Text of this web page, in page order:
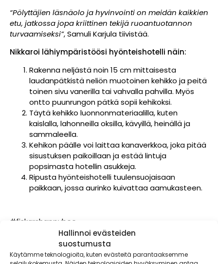
Hallinnoi evästeiden
suostumusta
Käytämme teknologioita, kuten evästeitä parantaaksemme
“Pölyttäjien läsnäolo ja hyvinvointi on meidän kaikkien
etu, jatkossa jopa kriittinen tekijä ruoantuotannon
turvaamiseksi”, Samuli Karjula tiivistää.
Nikkaroi lähiympäristöösi hyönteishotelli näin:
Rakenna neljästä noin 15 cm mittaisesta
laudanpätkistä neliön muotoinen kehikko ja peitä
toinen sivu vanerilla tai vahvalla pahvilla. Myös
ontto puunrungon pätkä sopii kehikoksi.
Täytä kehikko luonnonmateriaalilla, kuten
kaislalla, lahonneilla oksilla, kävyillä, heinällä ja
sammaleella.
Kehikon päälle voi laittaa kanaverkkoa, joka pitää
sisustuksen paikoillaan ja estää lintuja
popsimasta hotellin asukkeja.
Ripusta hyönteishotelli tuulensuojaisaan
paikkaan, jossa aurinko kuivattaa aamukasteen.
#fiskarshappybee